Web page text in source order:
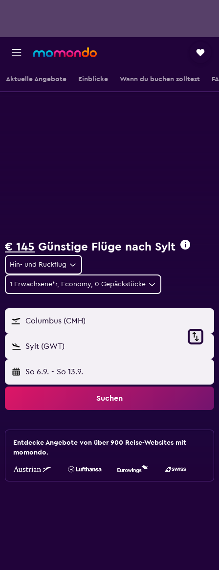
Aktuelle Angebote Einblicke Wann du buchen solltest
€ 145 Günstige Flüge nach Sylt
Hin- und Rückflug
1 Erwachsene*r, Economy, 0 Gepäckstücke
Columbus (CMH)
Sylt (GWT)
So 6.9. - So 13.9.
Suchen
Entdecke Angebote von über 900 Reise-Websites mit
momondo.